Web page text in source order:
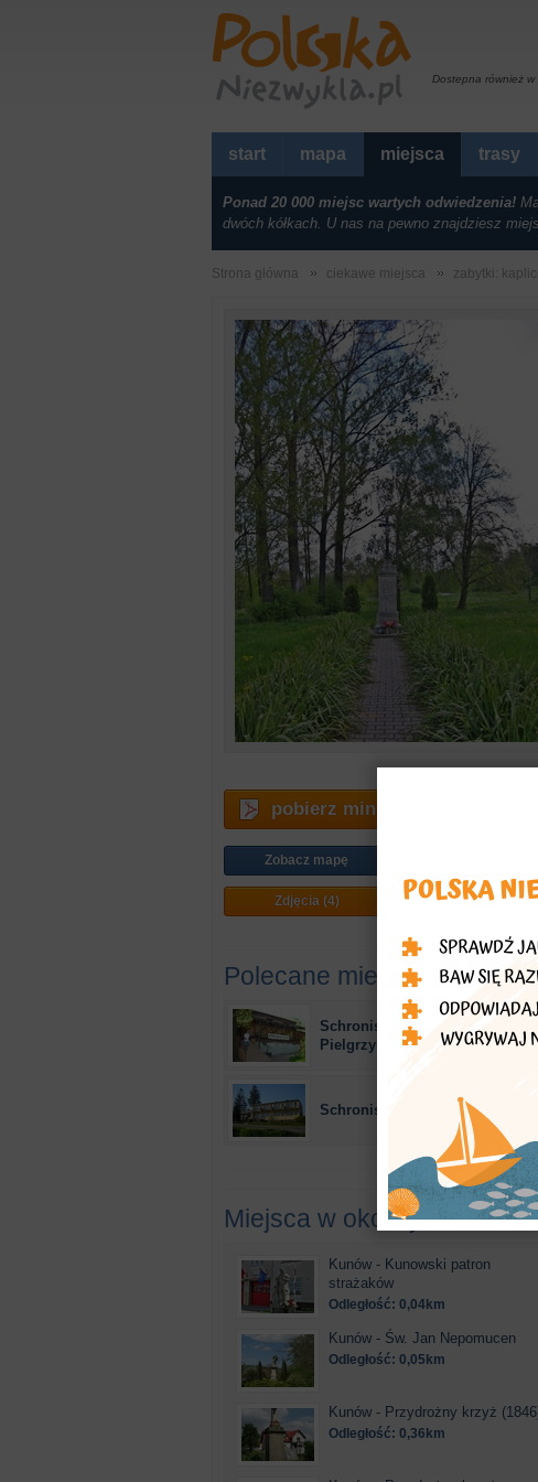
Dostepna również w
start mapa miejsca trasy
Ponad 20 000 miejsc wartych odwiedzenia!
dwóch kółkach. U nas na pewno znajdziesz
Strona główna ciekawe miejsca zabytki:
pobierz miniprzewodnik
Zobacz mapę
Zdjęcia (4) Plan miasta
Polecane miejsca
Schronisko młodzieżowe "Pod
Pielgrzymem"
Schronisko młodzieżowe
Miejsca w okolicy
Kunów - Kunowski patron
strażaków
Odległość: 0,04km
Kunów - Św. Jan Nepomucen
Odległość: 0,05km
Kunów - Przydrożny krzyż
Odległość: 0,36km